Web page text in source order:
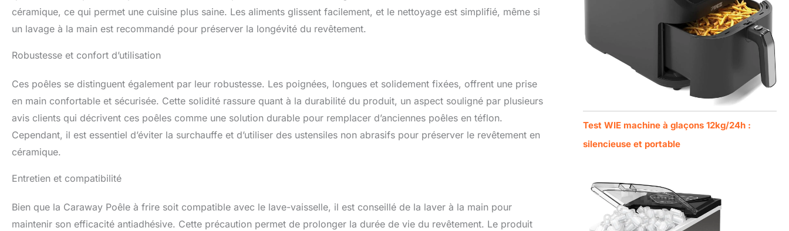
céramique, ce qui permet une cuisine plus saine. Les aliments glissent facilement, et le nettoyage est simplifié, même si
un lavage à la main est recommandé pour préserver la longévité du revêtement.
Robustesse et confort d’utilisation
Ces poêles se distinguent également par leur robustesse. Les poignées, longues et solidement fixées, offrent une prise
en main confortable et sécurisée. Cette solidité rassure quant à la durabilité du produit, un aspect souligné par plusieurs
avis clients qui décrivent ces poêles comme une solution durable pour remplacer d’anciennes poêles en téflon.
Cependant, il est essentiel d’éviter la surchauffe et d’utiliser des ustensiles non abrasifs pour préserver le revêtement en
céramique.
Entretien et compatibilité
Bien que la Caraway Poêle à frire soit compatible avec le lave-vaisselle, il est conseillé de la laver à la main pour
maintenir son efficacité antiadhésive. Cette précaution permet de prolonger la durée de vie du revêtement. Le produit
Test WIE machine à glaçons 12kg/24h :
silencieuse et portable